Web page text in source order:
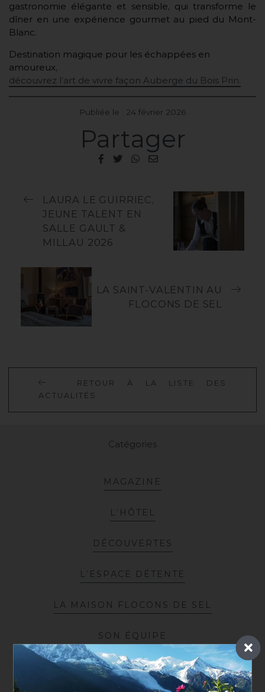
gastronomie élégante et sensible, qui transforme le
dîner en une expérience gourmet au pied du Mont-
Blanc.
Destination magique pour les échappées en
amoureux,
découvrez l’art de vivre façon Auberge du Bois Prin.
Publiée le : 24 février 2026
Partager
LAURA LE GUIRRIEC,
JEUNE TALENT EN
SALLE GAULT &
MILLAU 2026
LA SAINT-VALENTIN AU
FLOCONS DE SEL
R E T O U R À L A L I ST E D E S
A C T U A L I T É S
Catégories
M AGAZ N E
L ’ H Ô T E L
D É C O UV E R T E S
L ’ E S PAC E D É T E N T E
LA M A S O N F L O C O N S D E S E L
S O N É Q U P E
LES COULISSES DE LA MAISON